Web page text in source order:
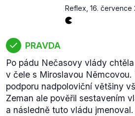
Reflex 16. července
PRAVDA
Po pádu Nečasovy vlády
v čele s Miroslavou Němcovou.
podporu nadpoloviční většiny
Zeman ale pověřil sestavením
a následně tuto vládu